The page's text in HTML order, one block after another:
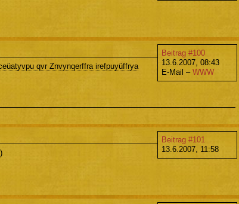
Beitrag #100
13.6.2007, 08:43
E-Mail – WWW
qvr Znvynqerffra irefpuyüffrya
Beitrag #101
13.6.2007, 11:58